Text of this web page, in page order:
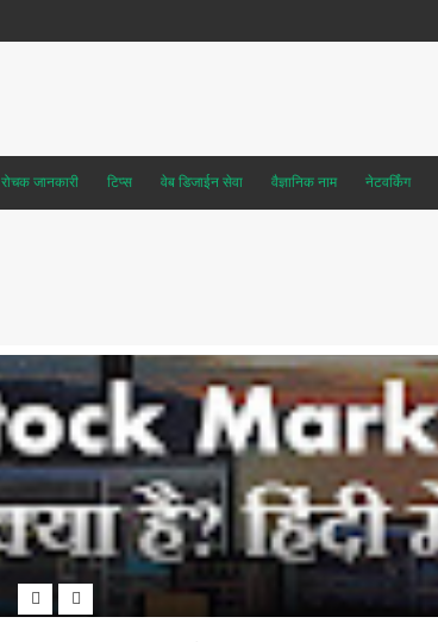
रोचक जानकारी टिप्स वेब डिजाईन सेवा वैज्ञानिक नाम नेटवर्किंग